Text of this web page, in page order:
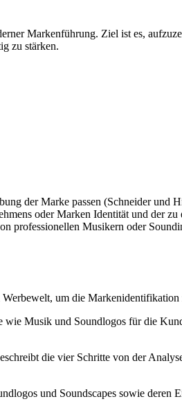
Markenführung. Ziel ist es,
zu stärken.
der Marke passen (Schneider und
oder Marken Identität und der
professionellen Musikern oder
um die Markenidentifikation
wie Musik und Soundlogos für die
die vier Schritte von der
und Soundscapes sowie deren